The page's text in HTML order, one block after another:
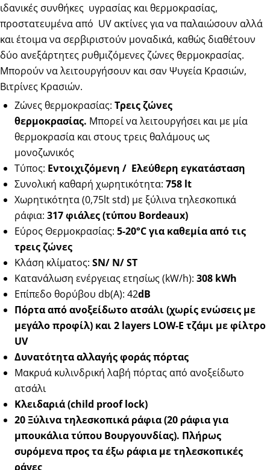
ιδανικές συνθήκες υγρασίας και θερμοκρασίας,
προστατευμένα από UV ακτίνες για να παλαιώσουν αλλά
και έτοιμα να σερβιριστούν μοναδικά, καθώς διαθέτουν
δύο ανεξάρτητες ρυθμιζόμενες ζώνες θερμοκρασίας.
Μπορούν να λειτουργήσουν και σαν Ψυγεία Κρασιών,
Βιτρίνες Κρασιών.
Ζώνες θερμοκρασίας: Τρεις ζώνες
θερμοκρασίας. Μπορεί να λειτουργήσει και με μία
θερμοκρασία και στους τρεις θαλάμους ως
μονοζωνικός
Τύπος: Εντοιχιζόμενη / Ελεύθερη εγκατάσταση
Συνολική καθαρή χωρητικότητα: 758 lt
Χωρητικότητα (0,75lt std) με ξύλινα τηλεσκοπικά
ράφια: 317 φιάλες (τύπου Bordeaux)
Εύρος Θερμοκρασίας: 5-20°C για καθεμία από τις
τρεις ζώνες
Κλάση κλίματος: SN/ N/ ST
Κατανάλωση ενέργειας ετησίως (kW/h): 308 kWh
Επίπεδο θορύβου db(Α): 42dB
Πόρτα από ανοξείδωτο ατσάλι (χωρίς ενώσεις με
μεγάλο προφίλ) και 2 layers LOW-E τζάμι με φίλτρο
UV
Δυνατότητα αλλαγής φοράς πόρτας
Μακρυά κυλινδρική λαβή πόρτας από ανοξείδωτο
ατσάλι
Κλειδαριά (child proof lock)
20 Ξύλινα τηλεσκοπικά ράφια (20 ράφια για
μπουκάλια τύπου Βουργουνδίας). Πλήρως
συρόμενα προς τα έξω ράφια με τηλεσκοπικές
ράγες